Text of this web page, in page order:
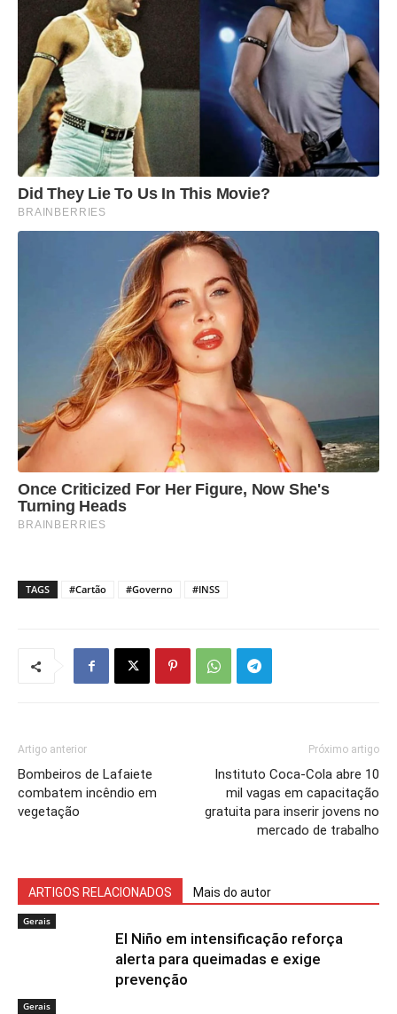
TAGS #Cartão #Governo #INSS
Artigo anterior
Bombeiros de Lafaiete
combatem incêndio em
vegetação
Próximo artigo
Instituto Coca-Cola abre 10
mil vagas em capacitação
gratuita para inserir jovens no
mercado de trabalho
ARTIGOS RELACIONADOS Mais do autor
Gerais
El Niño em intensificação reforça
alerta para queimadas e exige
prevenção
Gerais